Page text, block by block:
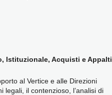
Istituzionale, Acquisti e Appalti
al Vertice e alle Direzioni
legali, il contenzioso, l’analisi di